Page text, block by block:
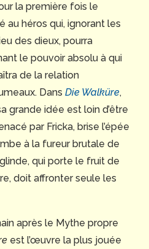
la première fois le
au héros qui, ignorant les
des dieux, pourra
le pouvoir absolu à qui
de la relation
Dans Die Walküre,
grande idée est loin d’être
par Fricka, brise l’épée
à la fureur brutale de
qui porte le fruit de
doit affronter seule les
après le Mythe propre
est l’œuvre la plus jouée